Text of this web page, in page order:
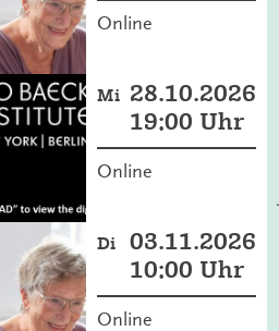
Online
Mi 28.10.2026
19:00 Uhr
Online
Di
03.11.2026
10:00 Uhr
Online